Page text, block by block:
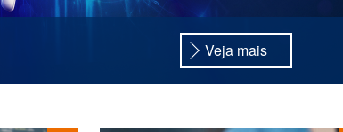
Veja mais